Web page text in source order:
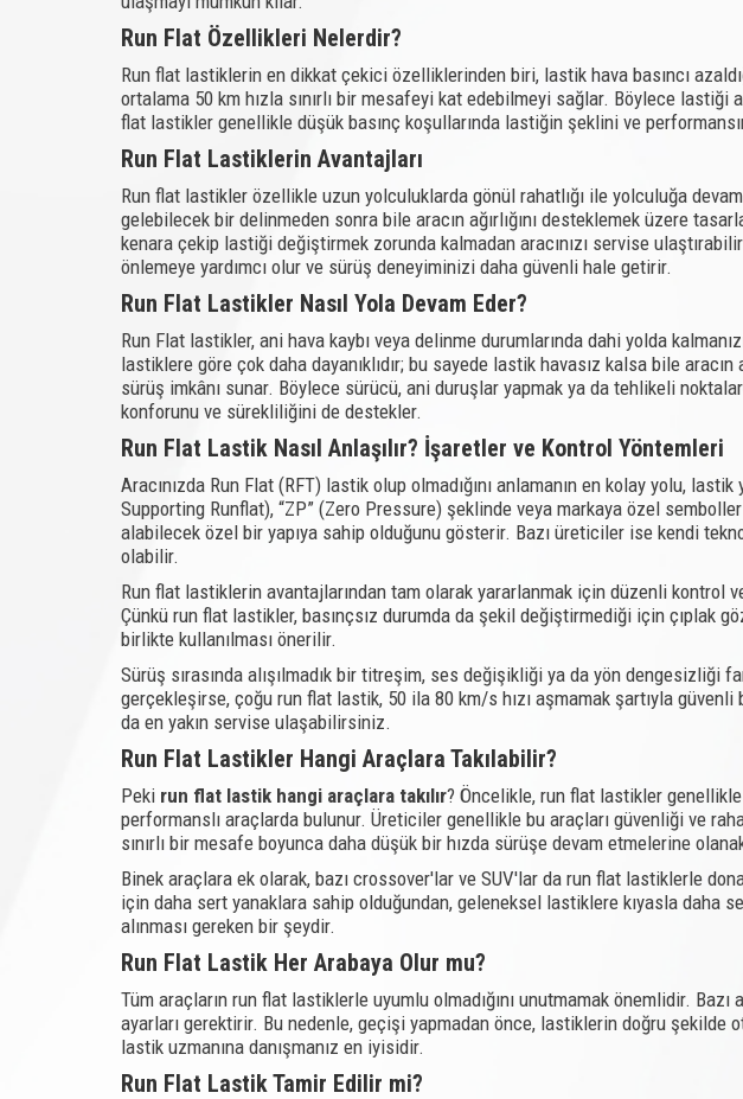
Run Flat Özellikleri Nelerdir?
Run flat lastiklerin en dikkat çekici özelliklerinden biri, lastik hava basıncı
ortalama 50 km hızla sınırlı bir mesafeyi kat edebilmeyi sağlar. Böylece
flat lastikler genellikle düşük basınç koşullarında lastiğin şeklini ve
Run Flat Lastiklerin Avantajları
Run flat lastikler özellikle uzun yolculuklarda gönül rahatlığı ile yolculuğa
gelebilecek bir delinmeden sonra bile aracın ağırlığını desteklemek üzere
kenara çekip lastiği değiştirmek zorunda kalmadan aracınızı servise
önlemeye yardımcı olur ve sürüş deneyiminizi daha güvenli hale getirir.
Run Flat Lastikler Nasıl Yola Devam Eder?
Run Flat lastikler, ani hava kaybı veya delinme durumlarında dahi yolda
lastiklere göre çok daha dayanıklıdır; bu sayede lastik havasız kalsa bile
sürüş imkânı sunar. Böylece sürücü, ani duruşlar yapmak ya da tehlikeli
konforunu ve sürekliliğini de destekler.
Run Flat Lastik Nasıl Anlaşılır? İşaretler ve Kontrol Yöntemleri
Aracınızda Run Flat (RFT) lastik olup olmadığını anlamanın en kolay yolu, lastik
Supporting Runflat), “ZP” (Zero Pressure) şeklinde veya markaya özel
alabilecek özel bir yapıya sahip olduğunu gösterir. Bazı üreticiler ise kendi
olabilir.
Run flat lastiklerin avantajlarından tam olarak yararlanmak için düzenli kontrol
Çünkü run flat lastikler, basınçsız durumda da şekil değiştirmediği için çıplak
birlikte kullanılması önerilir.
Sürüş sırasında alışılmadık bir titreşim, ses değişikliği ya da yön
gerçekleşirse, çoğu run flat lastik, 50 ila 80 km/s hızı aşmamak şartıyla
da en yakın servise ulaşabilirsiniz.
Run Flat Lastikler Hangi Araçlara Takılabilir?
Peki run flat lastik hangi araçlara takılır? Öncelikle, run flat lastikler
performanslı araçlarda bulunur. Üreticiler genellikle bu araçları güvenliği ve
sınırlı bir mesafe boyunca daha düşük bir hızda sürüşe devam etmelerine
Binek araçlara ek olarak, bazı crossover'lar ve SUV'lar da run flat lastiklerle
için daha sert yanaklara sahip olduğundan, geleneksel lastiklere kıyasla daha
alınması gereken bir şeydir.
Run Flat Lastik Her Arabaya Olur mu?
Tüm araçların run flat lastiklerle uyumlu olmadığını unutmamak önemlidir.
ayarları gerektirir. Bu nedenle, geçişi yapmadan önce, lastiklerin doğru şekilde
lastik uzmanına danışmanız en iyisidir.
Run Flat Lastik Tamir Edilir mi?